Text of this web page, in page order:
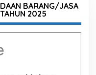
BARANG/JASA
2025